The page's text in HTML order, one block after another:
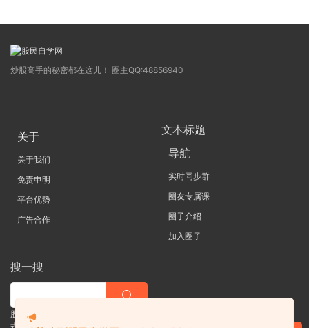
炒股高手的秘密都在这儿！ 圈主QQ:48856940
关于
关于我们
免责申明
平台优势
广告合作
文本标题
导航
实时同步群
圈友专属课
圈子介绍
加入圈子
搜一搜
股票 |直播| 外汇| 期货 |金融理财一站